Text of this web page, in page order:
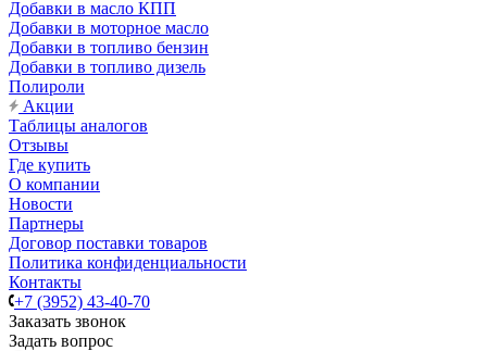
Добавки в масло КПП
Добавки в моторное масло
Добавки в топливо бензин
Добавки в топливо дизель
Полироли
Акции
Таблицы аналогов
Отзывы
Где купить
О компании
Новости
Партнеры
Договор поставки товаров
Политика конфиденциальности
Контакты
+7 (3952) 43-40-70
Заказать звонок
Задать вопрос